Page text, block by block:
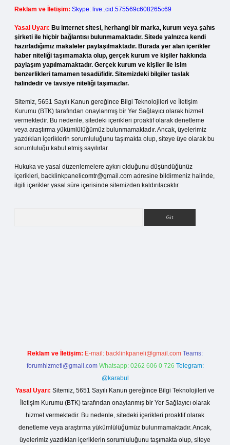
Reklam ve İletişim: Skype: live:.cid.575569c608265c69
Yasal Uyarı: Bu internet sitesi, herhangi bir marka, kurum veya şahıs
şirketi ile hiçbir bağlantısı bulunmamaktadır. Sitede yalnızca kendi
hazırladığımız makaleler paylaşılmaktadır. Burada yer alan içerikler
haber niteliği taşımamakta olup, gerçek kurum ve kişiler hakkında
paylaşım yapılmamaktadır. Gerçek kurum ve kişiler ile isim
benzerlikleri tamamen tesadüfidir. Sitemizdeki bilgiler taslak
halindedir ve tavsiye niteliği taşımazlar.
Sitemiz, 5651 Sayılı Kanun gereğince Bilgi Teknolojileri ve İletişim
Kurumu (BTK) tarafından onaylanmış bir Yer Sağlayıcı olarak hizmet
vermektedir. Bu nedenle, sitedeki içerikleri proaktif olarak denetleme
veya araştırma yükümlülüğümüz bulunmamaktadır. Ancak, üyelerimiz
yazdıkları içeriklerin sorumluluğunu taşımakta olup, siteye üye olarak bu
sorumluluğu kabul etmiş sayılırlar.
Hukuka ve yasal düzenlemelere aykırı olduğunu düşündüğünüz
içerikleri, backlinkpanelicomtr@gmail.com adresine bildirmeniz halinde,
ilgili içerikler yasal süre içerisinde sitemizden kaldırılacaktır.
Reklam ve İletişim: E-mail: backlinkpaneli@gmail.com Teams:
forumhizmeti@gmail.com Whatsapp: 0262 606 0 726 Telegram:
@karabul
Yasal Uyarı: Sitemiz, 5651 Sayılı Kanun gereğince Bilgi Teknolojileri ve
İletişim Kurumu (BTK) tarafından onaylanmış bir Yer Sağlayıcı olarak
hizmet vermektedir. Bu nedenle, sitedeki içerikleri proaktif olarak
denetleme veya araştırma yükümlülüğümüz bulunmamaktadır. Ancak,
üyelerimiz yazdıkları içeriklerin sorumluluğunu taşımakta olup, siteye